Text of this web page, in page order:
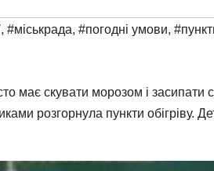
, #міськрада, #погодні умови,
має скувати морозом і
розгорнула пункти обігріву.